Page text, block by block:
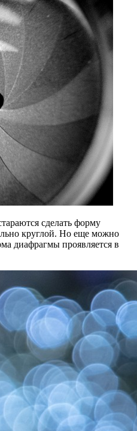
сделать форму
круглой. Но еще можно
диафрагмы проявляется в